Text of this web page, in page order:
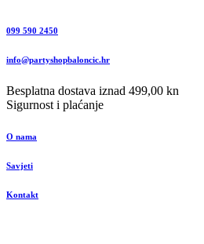
099 590 2450
info@partyshopbaloncic.hr
Besplatna dostava iznad 499,00 kn
Sigurnost i plaćanje
O nama
Savjeti
Kontakt